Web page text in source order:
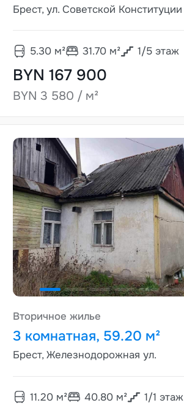
Брест, ул. Советской Конституции
5.30м² 31.70м² 1/5этаж
BYN 167 900
BYN 3 580 / м²
Вторичное жилье
3 комнатная, 59.20 м²
Брест, Железнодорожная ул.
11.20м² 40.80м² 1/1 этаж